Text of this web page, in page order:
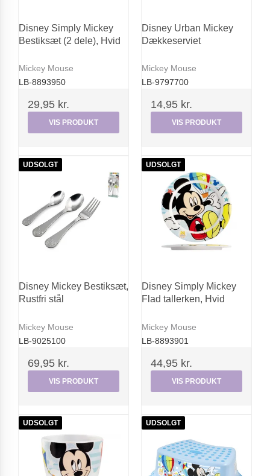
Disney Simply Mickey
Bestiksæt (2 dele), Hvid
Mickey Mouse
LB-8893950
29,95 kr.
VIS PRODUKT
Disney Urban Mickey
Dækkeserviet
Mickey Mouse
LB-9797700
14,95 kr.
VIS PRODUKT
UDSOLGT
Disney Mickey Bestiksæt,
Rustfri stål
Mickey Mouse
LB-9025100
69,95 kr.
VIS PRODUKT
UDSOLGT
Disney Simply Mickey
Flad tallerken, Hvid
Mickey Mouse
LB-8893901
44,95 kr.
VIS PRODUKT
UDSOLGT UDSOLGT